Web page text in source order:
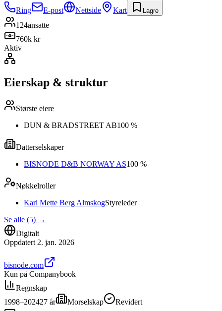
Ring
E-post Nettside Kart Lagre
124ansatte
760k kr
Aktiv
Eierskap & struktur
Største eiere
DUN & BRADSTREET AB100 %
Datterselskaper
BISNODE D&B NORWAY AS100 %
Nøkkelroller
Kari Mette Berg AlmskogStyreleder
Se alle (5) →
Digitalt
Oppdatert 2. jan. 2026
bisnode.com
Kun på Companybook
Regnskap
1998–202427 år Morselskap
Revidert